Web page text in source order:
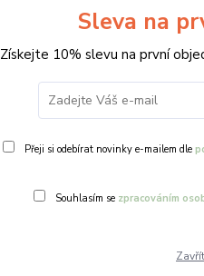
Sleva na
Získejte 10% slevu na první
Přeji si odebírat novinky e-mailem dle
Souhlasím se zpracováním
Zavřít